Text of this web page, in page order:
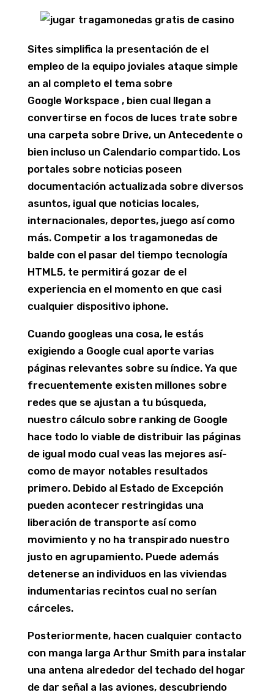
Sites simplifica la presentación de el
empleo de la equipo joviales ataque simple
an al completo el tema sobre
Google Workspace , bien cual llegan a
convertirse en focos de luces trate sobre
una carpeta sobre Drive, un Antecedente o
bien incluso un Calendario compartido. Los
portales sobre noticias poseen
documentación actualizada sobre diversos
asuntos, igual que noticias locales,
internacionales, deportes, juego así­ como
más. Competir a los tragamonedas de
balde con el pasar del tiempo tecnología
HTML5, te permitirá gozar de el
experiencia en el momento en que casi
cualquier dispositivo iphone.
Cuando googleas una cosa, le estás
exigiendo a Google cual aporte varias
páginas relevantes sobre su índice. Ya que
frecuentemente existen millones sobre
redes que se ajustan a tu búsqueda,
nuestro cálculo sobre ranking de Google
hace todo lo viable de distribuir las páginas
de igual modo cual veas las mejores así­
como de mayor notables resultados
primero. Debido al Estado de Excepción
pueden acontecer restringidas una
liberación de transporte así­ como
movimiento y no ha transpirado nuestro
justo en agrupamiento. Puede además
detenerse an individuos en las viviendas
indumentarias recintos cual no serían
cárceles.
Posteriormente, hacen cualquier contacto
con manga larga Arthur Smith para instalar
una antena alrededor del techado del hogar
de dar señal a las aviones, descubriendo